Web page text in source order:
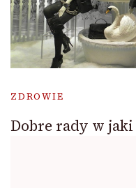
ZDROWIE
Dobre rady w jaki